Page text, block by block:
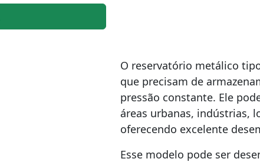
O reservatório metálico
que precisam de
pressão constante. Ele
áreas urbanas, indústrias,
oferecendo excelente
Esse modelo pode ser